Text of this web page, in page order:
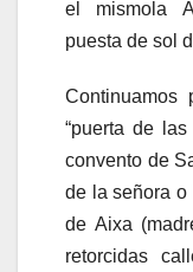
el mismola
puesta de sol
Continuamos
“puerta de
convento de
de la señora o
de Aixa
retorcidas